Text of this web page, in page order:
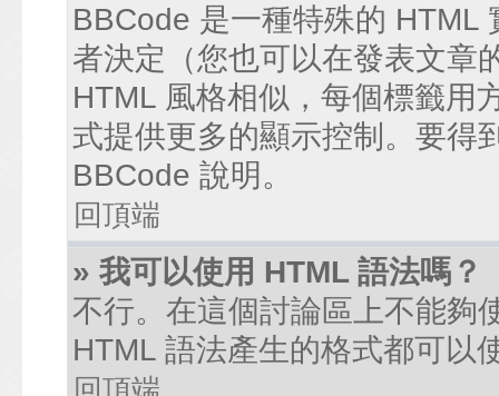
BBCode 是一種特殊的 HTML
者決定（您也可以在發表文章
HTML 風格相似，每個標籤用
式提供更多的顯示控制。要得
BBCode 說明。
回頂端
» 我可以使用 HTML 語法嗎？
不行。在這個討論區上不能夠
HTML 語法產生的格式都可以
回頂端